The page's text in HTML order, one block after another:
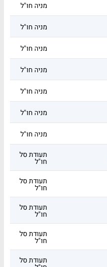
מניה חו"ל
מניה חו"ל
מניה חו"ל
מניה חו"ל
מניה חו"ל
מניה חו"ל
מניה חו"ל
תעודת סל
חו"ל
תעודת סל
חו"ל
תעודת סל
חו"ל
תעודת סל
חו"ל
תעודת סל